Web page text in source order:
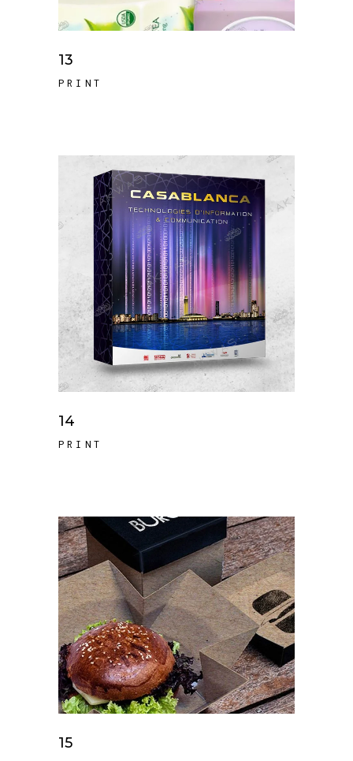
13
PRINT
14
PRINT
15